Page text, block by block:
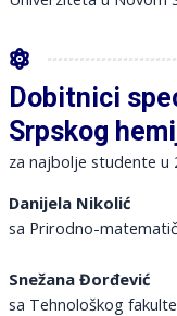
Dobitnici
Srpskog
za najbolje studente u
Danijela Nikolić
sa Prirodno-
Snežana Đorđević
sa Tehnološkog